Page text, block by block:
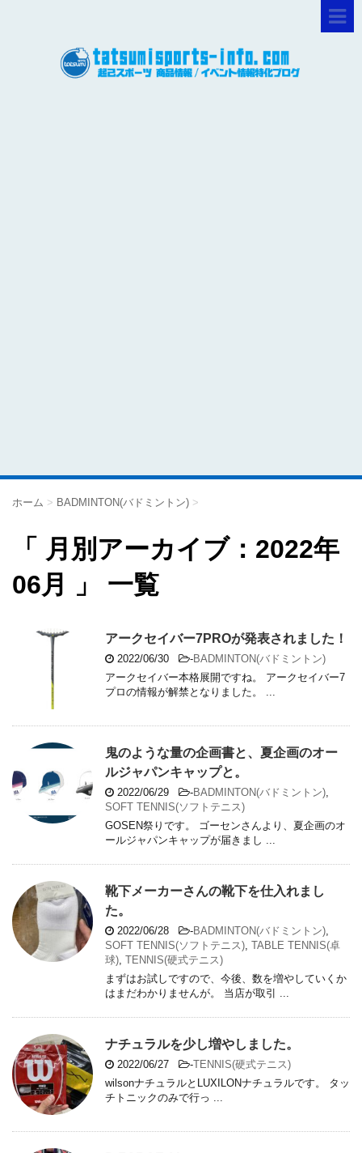
ホーム > BADMINTON(バドミントン) >
「 月別アーカイブ：2022年
06月 」 一覧
アークセイバー7PROが発表されました！
2022/06/30 -BADMINTON(バドミントン)
アークセイバー本格展開ですね。 アークセイバー7
プロの情報が解禁となりました。 ...
鬼のような量の企画書と、夏企画のオー
ルジャパンキャップと。
2022/06/29 -BADMINTON(バドミントン),
SOFT TENNIS(ソフトテニス)
GOSEN祭りです。 ゴーセンさんより、夏企画のオ
ールジャパンキャップが届きまし ...
靴下メーカーさんの靴下を仕入れまし
た。
2022/06/28 -BADMINTON(バドミントン),
SOFT TENNIS(ソフトテニス), TABLE TENNIS(卓
球), TENNIS(硬式テニス)
まずはお試しですので、今後、数を増やしていくか
はまだわかりませんが。 当店が取引 ...
ナチュラルを少し増やしました。
2022/06/27 -TENNIS(硬式テニス)
wilsonナチュラルとLUXILONナチュラルです。 タッ
チトニックのみで行っ ...